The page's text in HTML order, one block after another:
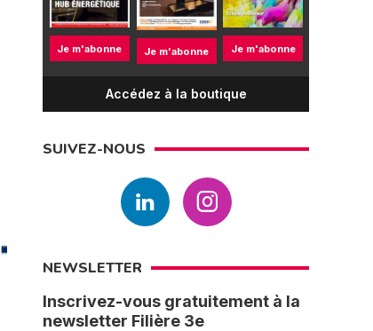
Je m'abonne Je m'abonne Je m'abonne
Accédez à la boutique
SUIVEZ-NOUS
NEWSLETTER
Inscrivez-vous gratuitement à la
newsletter Filière 3e